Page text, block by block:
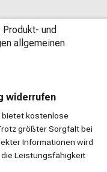
und
allgemeinen
widerrufen
kostenlose
größter Sorgfalt bei
Informationen wird
Leistungsfähigkeit